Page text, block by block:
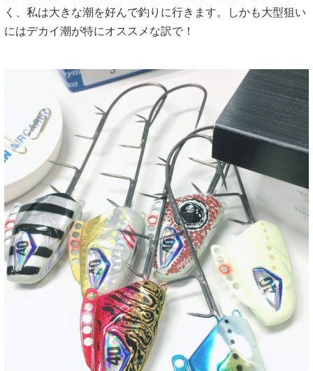
く、私は大きな潮を好んで釣りに行きます。しかも大型狙い
にはデカイ潮が特にオススメな訳で！